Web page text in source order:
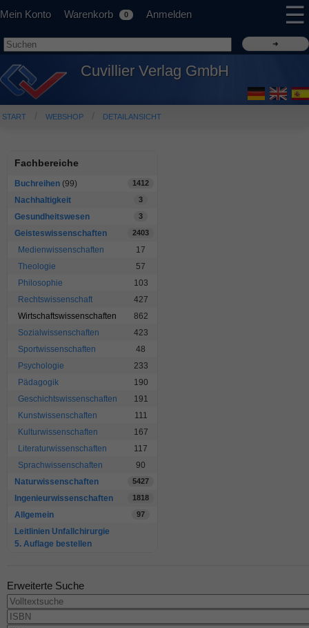
Mein Konto Warenkorb 0 Anmelden ☰
Cuvillier Verlag GmbH
START WEBSHOP DETAILANSICHT
Fachbereiche
Buchreihen (99) 1412
Nachhaltigkeit 3
Gesundheitswesen 3
Geisteswissenschaften 2403
Medienwissenschaften
17
Theologie
57
Philosophie
103
Rechtswissenschaft
427
Wirtschaftswissenschaften
862
Sozialwissenschaften
423
Sportwissenschaften
48
Psychologie
233
Pädagogik
190
Geschichtswissenschaften
191
Kunstwissenschaften
111
Kulturwissenschaften
167
Literaturwissenschaften
117
Sprachwissenschaften
90
Naturwissenschaften
5427
Ingenieurwissenschaften 1818
Allgemein 97
Leitlinien Unfallchirurgie
5. Auflage bestellen
Erweiterte Suche